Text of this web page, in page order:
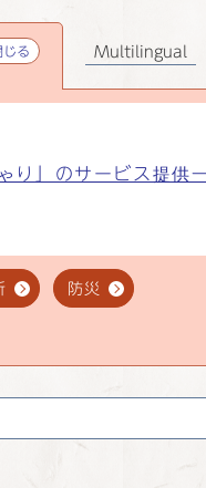
じる
り」のサービス提供
防災
Multilingual